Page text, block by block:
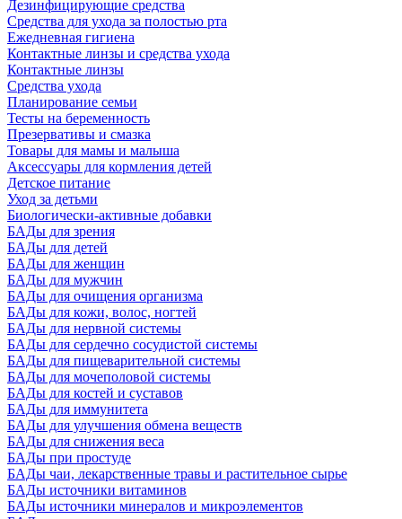
Дезинфицирующие средства
Средства для ухода за полостью рта
Ежедневная гигиена
Контактные линзы и средства ухода
Контактные линзы
Средства ухода
Планирование семьи
Тесты на беременность
Презервативы и смазка
Товары для мамы и малыша
Аксессуары для кормления детей
Детское питание
Уход за детьми
Биологически-активные добавки
БАДы для зрения
БАДы для детей
БАДы для женщин
БАДы для мужчин
БАДы для очищения организма
БАДы для кожи, волос, ногтей
БАДы для нервной системы
БАДы для сердечно сосудистой системы
БАДы для пищеварительной системы
БАДы для мочеполовой системы
БАДы для костей и суставов
БАДы для иммунитета
БАДы для улучшения обмена веществ
БАДы для снижения веса
БАДы при простуде
БАДы чаи, лекарственные травы и растительное сырье
БАДы источники витаминов
БАДы источники минералов и микроэлементов